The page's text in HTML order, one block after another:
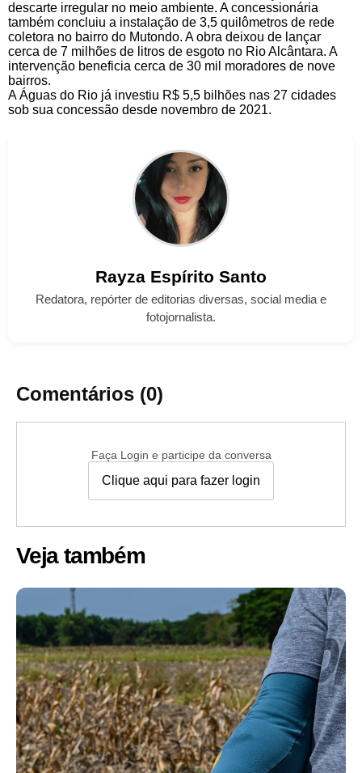
descarte irregular no meio ambiente. A concessionária
também concluiu a instalação de 3,5 quilômetros de rede
coletora no bairro do Mutondo. A obra deixou de lançar
cerca de 7 milhões de litros de esgoto no Rio Alcântara. A
intervenção beneficia cerca de 30 mil moradores de nove
bairros.
A Águas do Rio já investiu R$ 5,5 bilhões nas 27 cidades
sob sua concessão desde novembro de 2021.
Rayza Espírito Santo
Redatora, repórter de editorias diversas, social media e
fotojornalista.
Comentários (0)
Faça Login e participe da conversa
Clique aqui para fazer login
Veja também